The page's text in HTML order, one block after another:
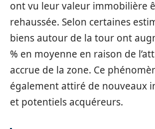
ont vu leur valeur immobilière
rehaussée. Selon certaines
biens autour de la tour ont
% en moyenne en raison de
accrue de la zone. Ce
également attiré de nouveaux
et potentiels acquéreurs.